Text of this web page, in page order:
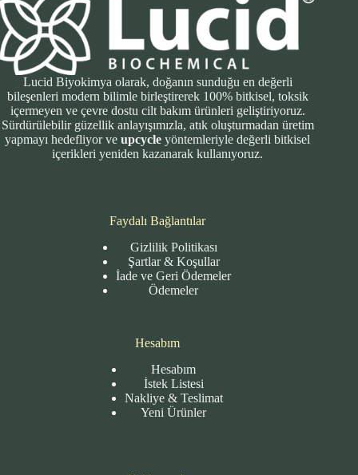
Lucid Biyokimya olarak, doğanın sunduğu en değerli
bileşenleri modern bilimle birleştirerek 100% bitkisel, toksik
içermeyen ve çevre dostu cilt bakım ürünleri geliştiriyoruz.
Sürdürülebilir güzellik anlayışımızla, atık oluşturmadan üretim
yapmayı hedefliyor veupcycle yöntemleriyle değerli bitkisel
içerikleri yeniden kazanarak kullanıyoruz.
Faydalı Bağlantılar
Gizlilik Politikası
Şartlar & Koşullar
İade ve Geri Ödemeler
Ödemeler
Hesabım
Hesabım
İstek Listesi
Nakliye & Teslimat
Yeni Ürünler